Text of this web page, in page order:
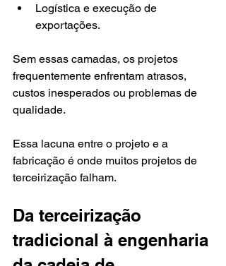
Logística e execução de
exportações.
Sem essas camadas, os projetos
frequentemente enfrentam atrasos,
custos inesperados ou problemas de
qualidade.
Essa lacuna entre o projeto e a
fabricação é onde muitos projetos de
terceirização falham.
Da terceirização
tradicional à engenharia